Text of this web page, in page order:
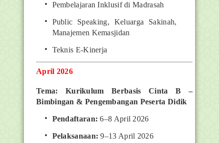
Pembelajaran Inklusif di Madrasah
Public Speaking, Keluarga Sakinah,
Manajemen Kemasjidan
Teknis E-Kinerja
April 2026
Tema: Kurikulum Berbasis Cinta B –
Bimbingan & Pengembangan Peserta Didik
Pendaftaran: 6–8 April 2026
Pelaksanaan: 9–13 April 2026